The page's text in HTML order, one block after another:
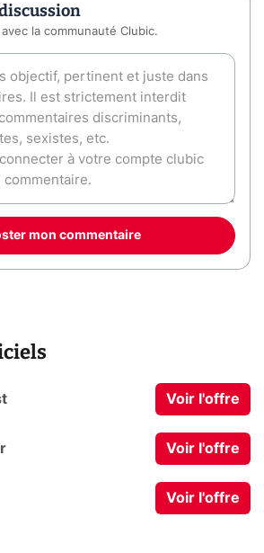
la communauté Clubic.
mon commentaire
Voir l'offre
Voir l'offre
Voir l'offre